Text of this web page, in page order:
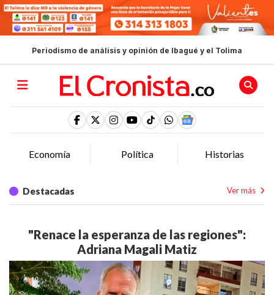
Periodismo de análisis y opinión de Ibagué y el Tolima
Economía Política Historias
"Renace la esperanza de las regiones":
Adriana Magali Matiz
Destacadas Ver más